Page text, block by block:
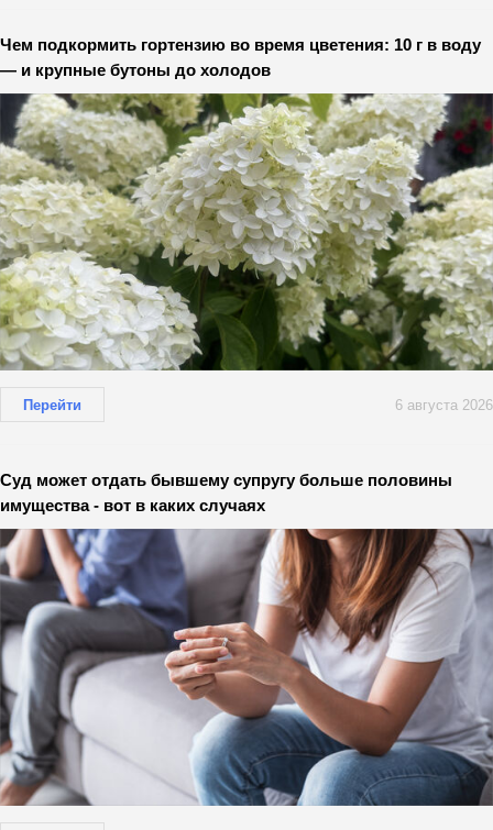
Чем подкормить гортензию во время цветения: 10 г в воду
— и крупные бутоны до холодов
Перейти 6 августа 2026
Суд может отдать бывшему супругу больше половины
имущества - вот в каких случаях